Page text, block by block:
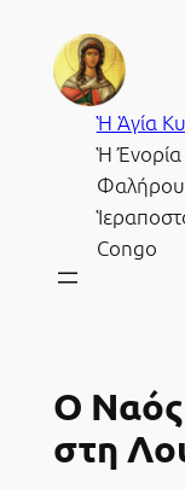
περιεχόμενο
Ἡ Ἁγία
Ἡ Ἐνορία
Φαλήρου
Congo
Ο Ναός
στη